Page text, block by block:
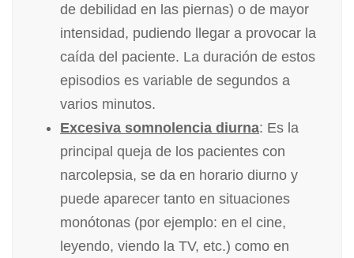
de debilidad en las piernas) o de mayor
intensidad, pudiendo llegar a provocar la
caída del paciente. La duración de estos
episodios es variable de segundos a
varios minutos.
Excesiva somnolencia diurna: Es la
principal queja de los pacientes con
narcolepsia, se da en horario diurno y
puede aparecer tanto en situaciones
monótonas (por ejemplo: en el cine,
leyendo, viendo la TV, etc.) como en